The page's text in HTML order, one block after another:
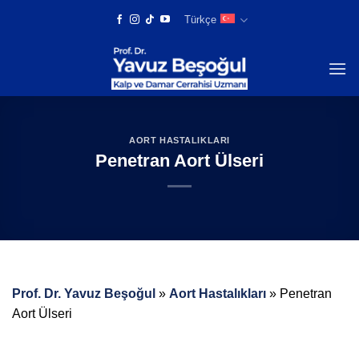
Türkçe
AORT HASTALIKLARI
Penetran Aort Ülseri
Prof. Dr. Yavuz Beşoğul » Aort Hastalıkları » Penetran
Aort Ülseri